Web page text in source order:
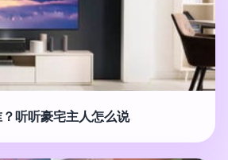
听听豪宅主人怎么说